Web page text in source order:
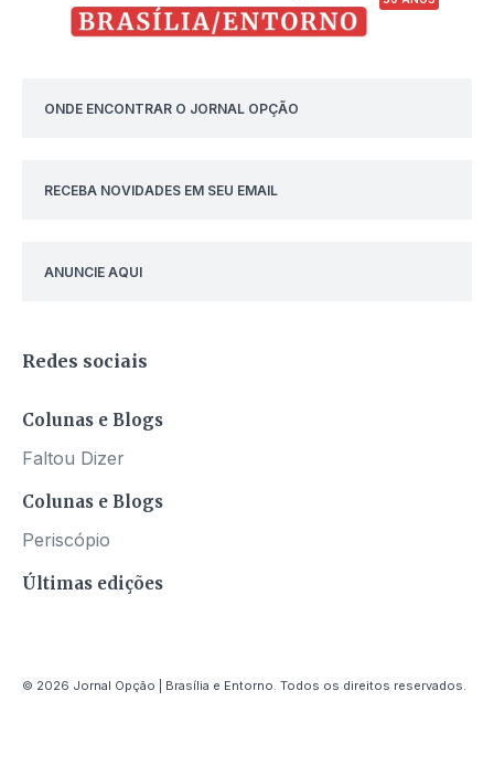
ONDE ENCONTRAR O JORNAL OPÇÃO
RECEBA NOVIDADES EM SEU EMAIL
ANUNCIE AQUI
Redes sociais
Colunas e Blogs
Faltou Dizer
Colunas e Blogs
Periscópio
Últimas edições
© 2026 Jornal Opção | Brasília e Entorno. Todos os direitos reservados.